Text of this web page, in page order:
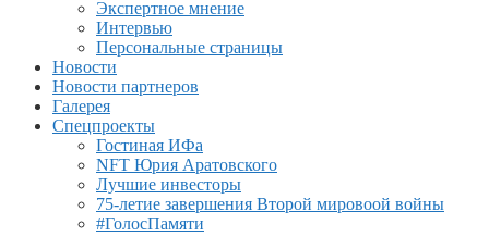
Экспертное мнение
Интервью
Персональные страницы
Новости
Новости партнеров
Галерея
Спецпроекты
Гостиная ИФа
NFT Юрия Аратовского
Лучшие инвесторы
75-летие завершения Второй мировоой войны
#ГолосПамяти